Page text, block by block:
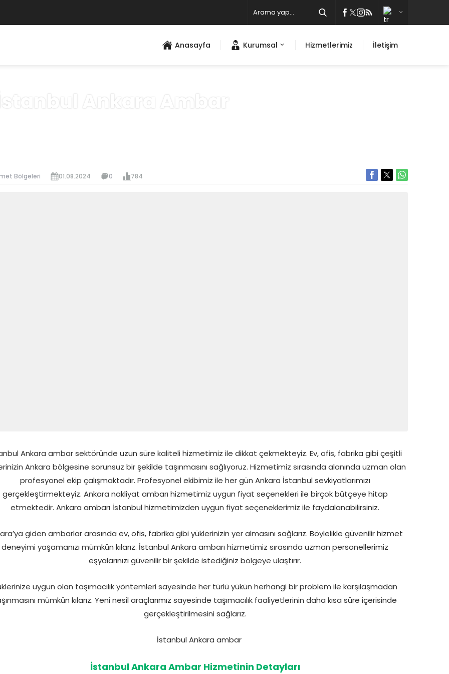
Anasayfa Kurumsal Hizmetlerimiz İletişim
İstanbul Ankara Ambar
Bölgeleri 01.08.2024 0 784
Ankara ambar sektöründe uzun süre kaliteli hizmetimiz ile dikkat çekmekteyiz. Ev, ofis, fabrika gibi çeşitli
Ankara bölgesine sorunsuz bir şekilde taşınmasını sağlıyoruz. Hizmetimiz sırasında alanında uzman olan
profesyonel ekip çalışmaktadır. Profesyonel ekibimiz ile her gün Ankara İstanbul sevkiyatlarımızı
gerçekleştirmekteyiz. Ankara nakliyat ambarı hizmetimiz uygun fiyat seçenekleri ile birçok bütçeye hitap
etmektedir. Ankara ambarı İstanbul hizmetimizden uygun fiyat seçeneklerimiz ile faydalanabilirsiniz.
giden ambarlar arasında ev, ofis, fabrika gibi yüklerinizin yer almasını sağlarız. Böylelikle güvenilir hizmet
deneyimi yaşamanızı mümkün kılarız. İstanbul Ankara ambarı hizmetimiz sırasında uzman personellerimiz
eşyalarınızı güvenilir bir şekilde istediğiniz bölgeye ulaştırır.
uygun olan taşımacılık yöntemleri sayesinde her türlü yükün herhangi bir problem ile karşılaşmadan
mümkün kılarız. Yeni nesil araçlarımız sayesinde taşımacılık faaliyetlerinin daha kısa süre içerisinde
gerçekleştirilmesini sağlarız.
İstanbul Ankara Ambar Hizmetinin Detayları